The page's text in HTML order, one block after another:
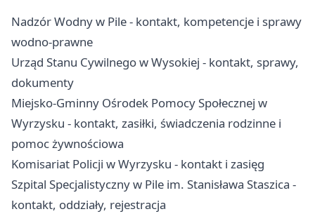
Nadzór Wodny w Pile - kontakt, kompetencje i sprawy
wodno-prawne
Urząd Stanu Cywilnego w Wysokiej - kontakt, sprawy,
dokumenty
Miejsko-Gminny Ośrodek Pomocy Społecznej w
Wyrzysku - kontakt, zasiłki, świadczenia rodzinne i
pomoc żywnościowa
Komisariat Policji w Wyrzysku - kontakt i zasięg
Szpital Specjalistyczny w Pile im. Stanisława Staszica -
kontakt, oddziały, rejestracja